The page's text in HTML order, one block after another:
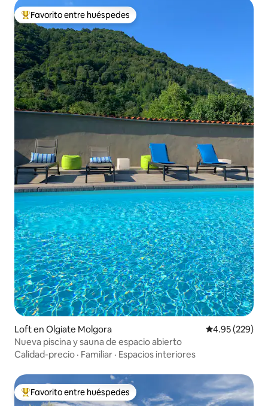
Favorito entre huéspedes preferido
Favorito entre huéspedes
Loft en Olgiate Molgora Calificación
4.95 (229)
Nueva piscina y sauna de espacio abierto
Calidad-precio · Familiar · Espacios interiores
Favorito entre huéspedes preferido
Favorito entre huéspedes